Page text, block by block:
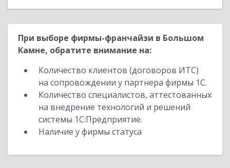
При выборе фирмы-франчайзи в Большом
Камне, обратите внимание на:
Количество клиентов (договоров ИТС)
на сопровождении у партнера фирмы 1С.
Количество специалистов, аттестованных
на внедрение технологий и решений
системы 1С:Предприятие.
Наличие у фирмы статуса